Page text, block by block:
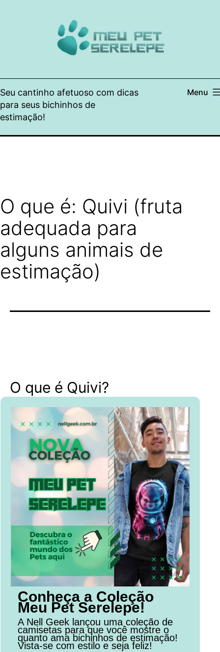
Seu cantinho afetuoso com dicas
para seus bichinhos de
estimação!
Menu
O que é: Quivi (fruta
adequada para
alguns animais de
estimação)
O que é Quivi?
Conheça a Coleção
Meu Pet Serelepe!
A Nell Geek lançou uma coleção de
camisetas para que você mostre o
quanto ama bichinhos de estimação!
Vista-se com estilo e seja feliz!